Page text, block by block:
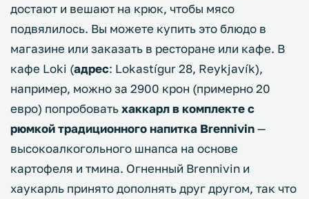
достают и вешают на крюк, чтобы мясо
подвялилось. Вы можете купить это блюдо в
магазине или заказать в ресторане или кафе. В
кафе Loki (адрес: Lokastígur 28, Reykjavík),
например, можно за 2900 крон (примерно 20
евро) попробоватьхаккарл в комплекте с
рюмкой традиционного напитка Brennivin—
высокоалкогольного шнапса на основе
картофеля и тмина. Огненный Brennivin и
хаукарль принято дополнять друг другом, так что